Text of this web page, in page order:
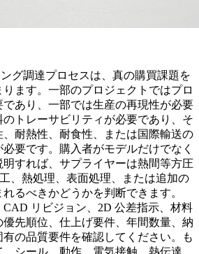
グ調達プロセスは、真の購買課題を
ます。一部のプロジェクトではプロ
であり、一部では生産の再現性が必要
トレーサビリティが必要であり、そ
耐熱性、耐食性、または国際輸送の
要です。購入者がモデルだけでなく
すれば、サプライヤーは熱間等方圧
工、熱処理、表面処理、または追加の
るべきかどうかを判断できます。
リビジョン、2D 公差指示、材料
先順位、仕上げ要件、年間数量、納
の品質要件を確認してください。も
シール、動作、電気接触、熱伝達、